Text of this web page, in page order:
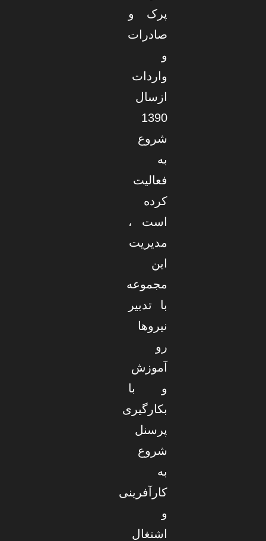
پرک و
صادرات
و
واردات
ازسال
1390
شروع
به
فعالیت
کرده
است ،
مدیریت
این
مجموعه
با تدبیر
نیروها
رو
آموزش
و با
بکارگیری
پرسنل
شروع
به
کارآفرینی
و
اشتغال